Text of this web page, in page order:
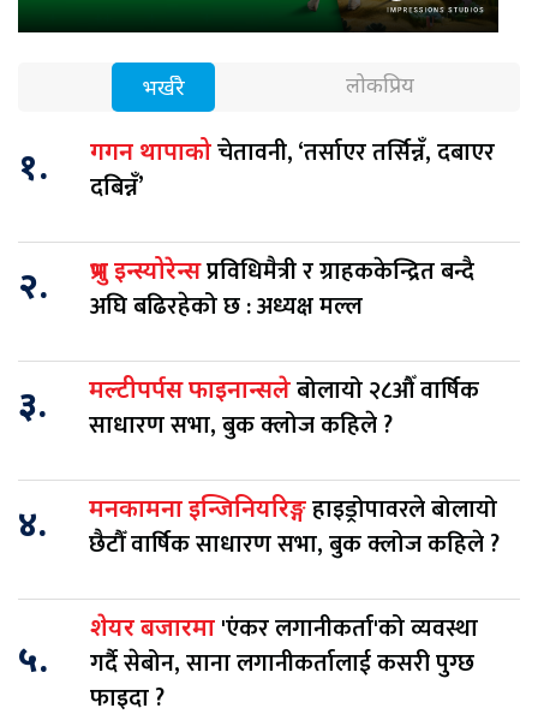
भर्खरै लोकप्रिय
१. गगन थापाकोचेतावनी, ‘तर्साएर तर्सिन्नँ, दबाएर
दबिन्नँ’
२. प्रभु इन्स्योरेन्सप्रविधिमैत्री र ग्राहककेन्द्रित बन्दै
अघि बढिरहेको छ : अध्यक्ष मल्ल
३. मल्टीपर्पस फाइनान्सलेबोलायो २८औँ वार्षिक
साधारण सभा, बुक क्लोज कहिले ?
४. मनकामना इन्जिनियरिङ्गहाइड्रोपावरले बोलायो
छैटौँ वार्षिक साधारण सभा, बुक क्लोज कहिले ?
५.
शेयर बजारमा 'एंकर लगानीकर्ता'को व्यवस्था
गर्दै सेबोन, साना लगानीकर्तालाई कसरी पुग्छ
फाइदा ?